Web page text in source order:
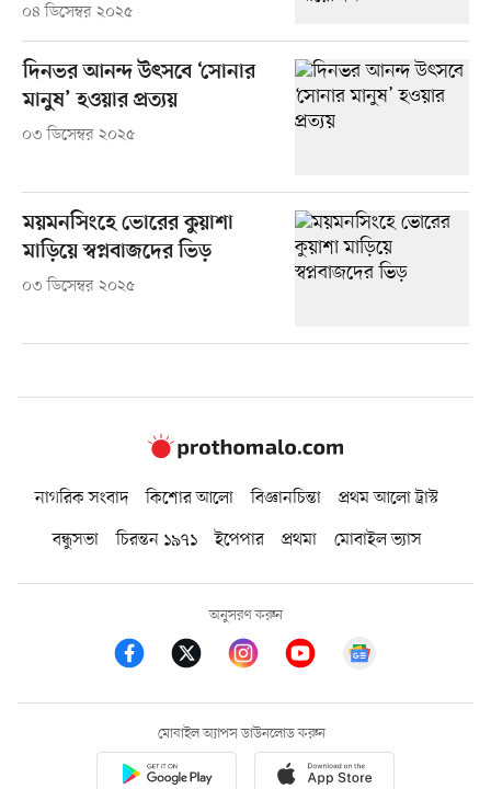
০৪ ডিসেম্বর ২০২৫
দিনভর আনন্দ উৎসবে ‘সোনার
মানুষ’ হওয়ার প্রত্যয়
০৩ ডিসেম্বর ২০২৫
ময়মনসিংহে ভোরের কুয়াশা
মাড়িয়ে স্বপ্নবাজদের ভিড়
০৩ ডিসেম্বর ২০২৫
নাগরিক সংবাদ কিশোর আলো বিজ্ঞানচিন্তা
প্রথম আলো ট্রাস্ট
বন্ধুসভা
চিরন্তন ১৯৭১ ইপেপার প্রথমা মোবাইল ভ্যাস
অনুসরণ করুন
মোবাইল অ্যাপস ডাউনলোড করুন